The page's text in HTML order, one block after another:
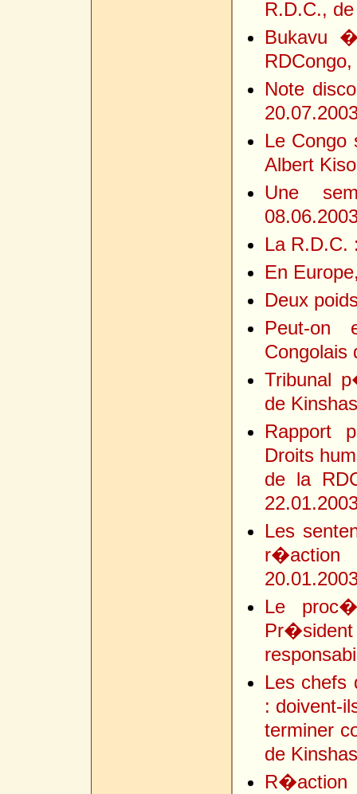
R.D.C.,
Bukavu
Note
Le Congo
Albert
Une
La
En
Deux
Peut-on
Congolais
Tribunal
de
Rapport
Droits
de la
Les
r�action
Le
Les chefs
: doivent-
terminer
de
R�action